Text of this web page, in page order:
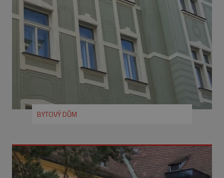
BYTOVÝ DŮM
Google LLC
5
měsíců
Google Privacy Policy